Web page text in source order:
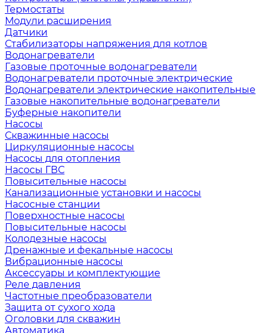
Термостаты
Модули расширения
Датчики
Стабилизаторы напряжения для котлов
Водонагреватели
Газовые проточные водонагреватели
Водонагреватели проточные электрические
Водонагреватели электрические накопительные
Газовые накопительные водонагреватели
Буферные накопители
Насосы
Скважинные насосы
Циркуляционные насосы
Насосы для отопления
Насосы ГВС
Повысительные насосы
Канализационные установки и насосы
Насосные станции
Поверхностные насосы
Повысительные насосы
Колодезные насосы
Дренажные и фекальные насосы
Вибрационные насосы
Аксессуары и комплектующие
Реле давления
Частотные преобразователи
Защита от сухого хода
Оголовки для скважин
Автоматика